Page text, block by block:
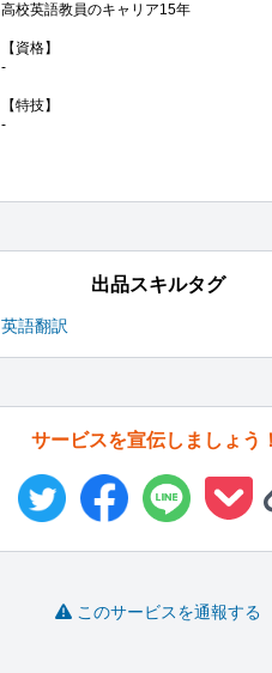
韓国在住8年、韓国語、
ライトノベルに
高校英語教員のキャリア15年
【資格】
-
【特技】
-
出品スキルタグ
英語翻訳
サービスを宣伝しましょう！
このサービスを通報する